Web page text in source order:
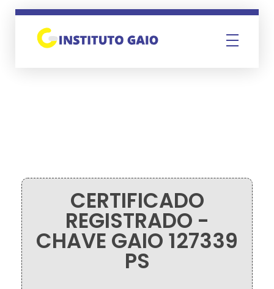
CERTIFICADO
REGISTRADO -
CHAVE GAIO 127339
PS